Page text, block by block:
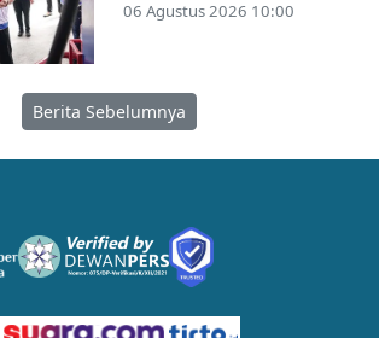
06 Agustus 2026 10:00
Berita Sebelumnya